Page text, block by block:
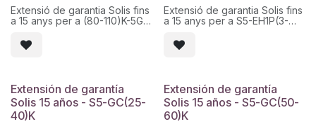
Extensió de garantia Solis fins
a 15 anys per a (80-110)K-5G-
´ampliació de cobertura
oficial i activació digital. Codi
Extensió de garantia Solis fins
a 15 anys per a S5-EH1P(3-
´ampliació de cobertura
oficial i activació digital. Codi
Extensión de garantía
Solis 15 años - S5-GC(25-
40)K
Extensión de garantía
Solis 15 años - S5-GC(50-
60)K